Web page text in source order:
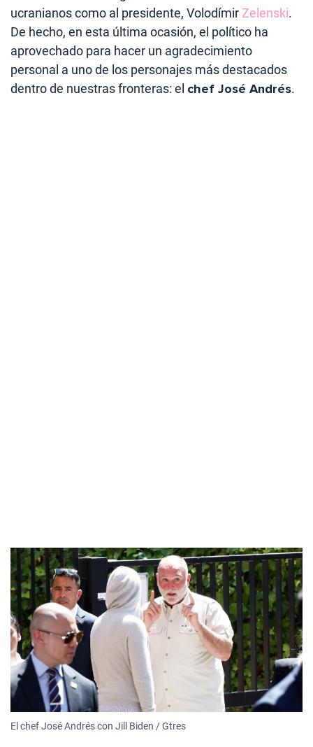
ucranianos como al presidente, Volodímir Zelenski.
De hecho, en esta última ocasión, el político ha
aprovechado para hacer un agradecimiento
personal a uno de los personajes más destacados
dentro de nuestras fronteras: el chef José Andrés.
El chef José Andrés con Jill Biden / Gtres